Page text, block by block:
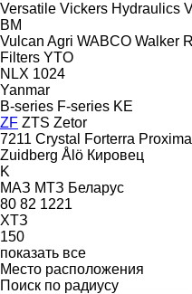
Versatile Vickers Hydraulics
BM
Vulcan Agri WABCO Walker
Filters YTO
NLX 1024
Yanmar
B-series F-series KE
ZF ZTS Zetor
7211 Crystal Forterra Proxima
Zuidberg Ålö Кировец
K
МАЗ МТЗ Беларус
80 82 1221
ХТЗ
150
показать все
Место расположения
Поиск по радиусу